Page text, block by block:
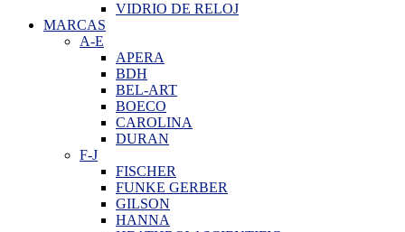
VIDRIO DE RELOJ
MARCAS
A-E
APERA
BDH
BEL-ART
BOECO
CAROLINA
DURAN
F-J
FISCHER
FUNKE GERBER
GILSON
HANNA